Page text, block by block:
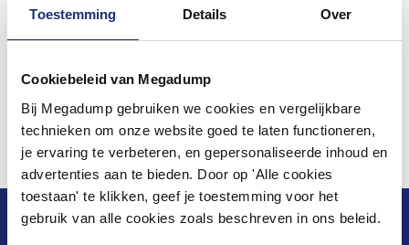
Toestemming Details Over
Cookiebeleid van Megadump
Bij Megadump gebruiken we cookies en vergelijkbare
technieken om onze website goed te laten functioneren,
je ervaring te verbeteren, en gepersonaliseerde inhoud en
advertenties aan te bieden. Door op 'Alle cookies
toestaan' te klikken, geef je toestemming voor het
gebruik van alle cookies zoals beschreven in ons beleid.
Blijf op de hoogte van het laatste nieuws en